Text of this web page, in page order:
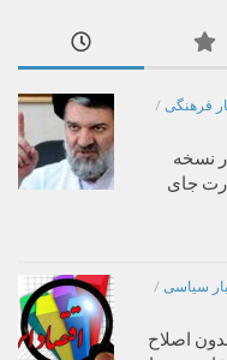
فرهنگی /
نسخه
جای
سیاسی /
اصلاح